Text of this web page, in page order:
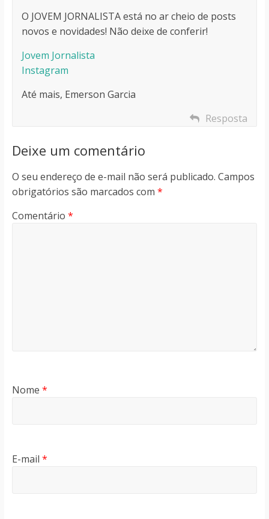
O JOVEM JORNALISTA está no ar cheio de posts
novos e novidades! Não deixe de conferir!
Jovem Jornalista
Instagram
Até mais, Emerson Garcia
Resposta
Deixe um comentário
O seu endereço de e-mail não será publicado. Campos
obrigatórios são marcados com *
Comentário *
Nome *
E-mail *